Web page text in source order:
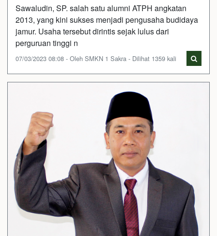
Sawaludin, SP. salah satu alumni ATPH angkatan
2013, yang kini sukses menjadi pengusaha budidaya
jamur. Usaha tersebut dirintis sejak lulus dari
perguruan tinggi n
07/03/2023 08:08 - Oleh SMKN 1 Sakra - Dilihat 1359 kali